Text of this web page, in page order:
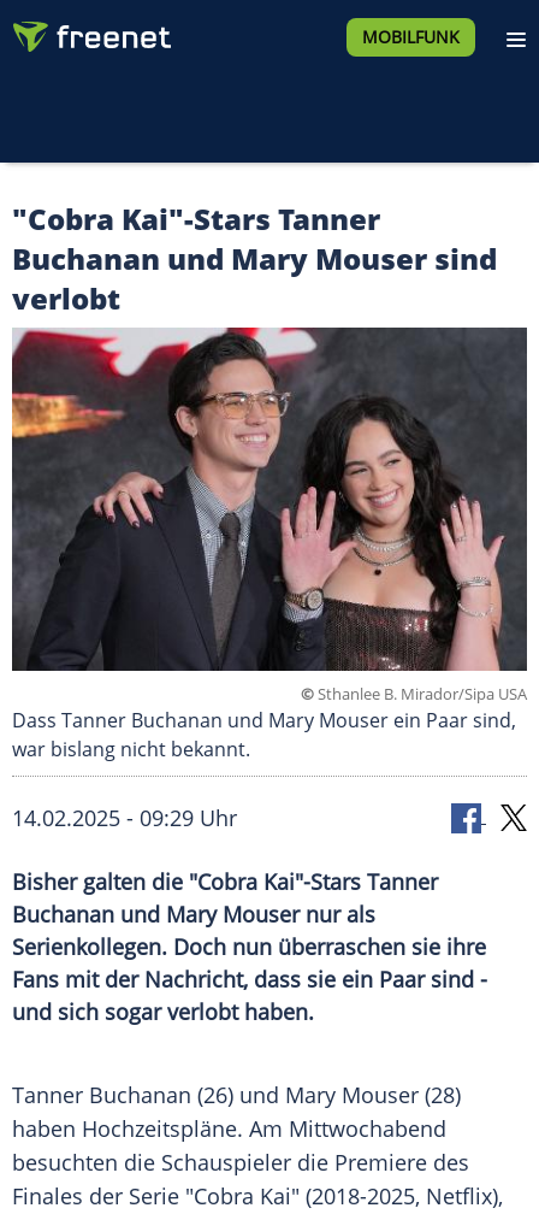
MOBILFUNK
"Cobra Kai"-Stars Tanner
Buchanan und Mary Mouser sind
verlobt
©Sthanlee B. Mirador/Sipa USA
Dass Tanner Buchanan und Mary Mouser ein Paar sind,
war bislang nicht bekannt.
14.02.2025 - 09:29 Uhr
Bisher galten die "Cobra Kai"-Stars Tanner
Buchanan und Mary Mouser nur als
Serienkollegen. Doch nun überraschen sie ihre
Fans mit der Nachricht, dass sie ein Paar sind -
und sich sogar verlobt haben.
Tanner Buchanan (26) und Mary Mouser (28)
haben Hochzeitspläne. Am Mittwochabend
besuchten die Schauspieler die Premiere des
Finales der Serie "Cobra Kai" (2018-2025, Netflix),